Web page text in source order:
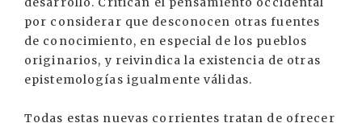
por considerar que desconocen otras fuentes
de conocimiento, en especial de los pueblos
originarios, y reivindica la existencia de otras
epistemologías igualmente válidas.
Todas estas nuevas corrientes tratan de ofrecer